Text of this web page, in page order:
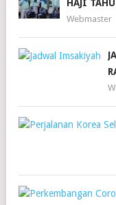
HAJI
Webmaster